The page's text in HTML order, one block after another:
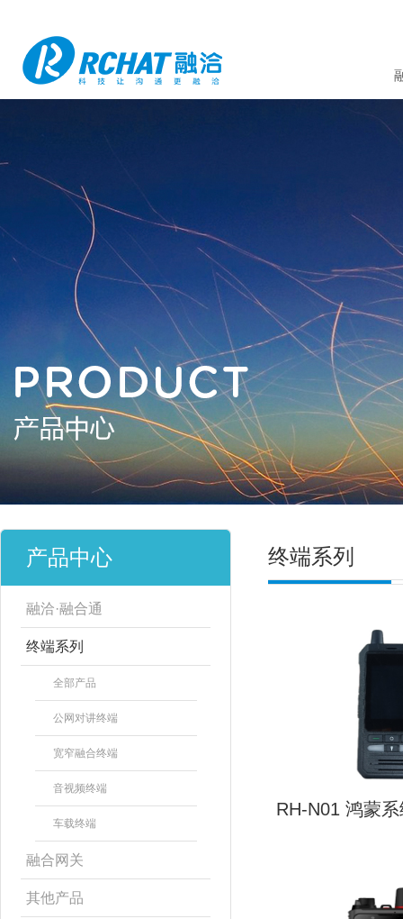
产品中心
融洽·融合通
终端系列
全部产品
公网对讲终端
宽窄融合终端
音视频终端
车载终端
融合网关
其他产品
终端系列
RH-N01 鸿蒙